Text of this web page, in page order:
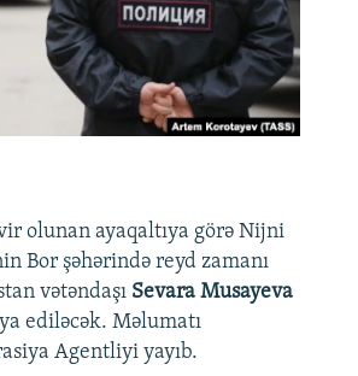
olunan ayaqaltıya görə Nijni
Bor şəhərində reyd zamanı
vətəndaşı Sevara Musayeva
ediləcək. Məlumatı
Agentliyi yayıb.